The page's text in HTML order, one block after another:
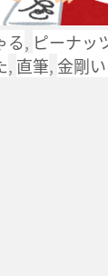
る, ピーナッ
, 直筆, 金剛